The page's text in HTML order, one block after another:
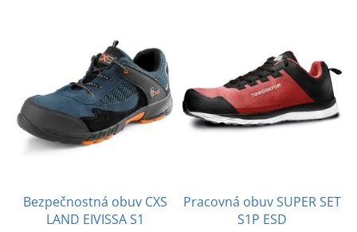
Bezpečnostná obuv CXS
LAND EIVISSA S1
Pracovná obuv SUPER SET
S1P ESD